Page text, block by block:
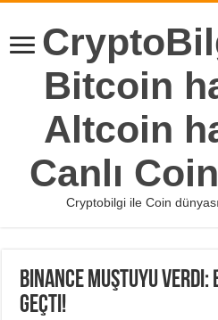
Bitcoin
Altcoin
Canlı
Cryptobilgi ile Coin
Binance Muştuyu Verdi:
Geçti!